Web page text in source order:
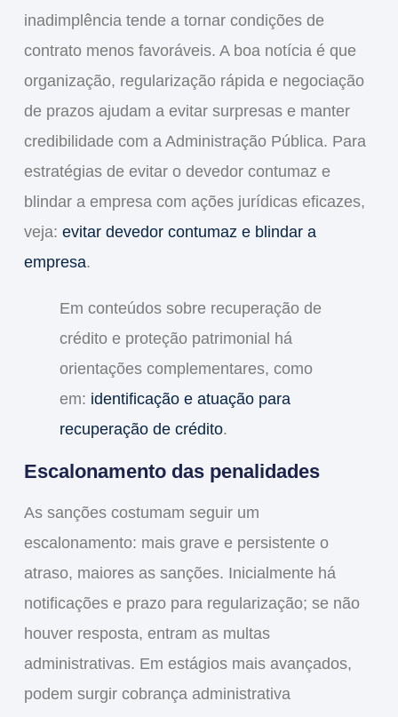
inadimplência tende a tornar condições de
contrato menos favoráveis. A boa notícia é que
organização, regularização rápida e negociação
de prazos ajudam a evitar surpresas e manter
credibilidade com a Administração Pública. Para
estratégias de evitar o devedor contumaz e
blindar a empresa com ações jurídicas eficazes,
veja: evitar devedor contumaz e blindar a
empresa.
Em conteúdos sobre recuperação de
crédito e proteção patrimonial há
orientações complementares, como
em: identificação e atuação para
recuperação de crédito.
Escalonamento das penalidades
As sanções costumam seguir um
escalonamento: mais grave e persistente o
atraso, maiores as sanções. Inicialmente há
notificações e prazo para regularização; se não
houver resposta, entram as multas
administrativas. Em estágios mais avançados,
podem surgir cobrança administrativa